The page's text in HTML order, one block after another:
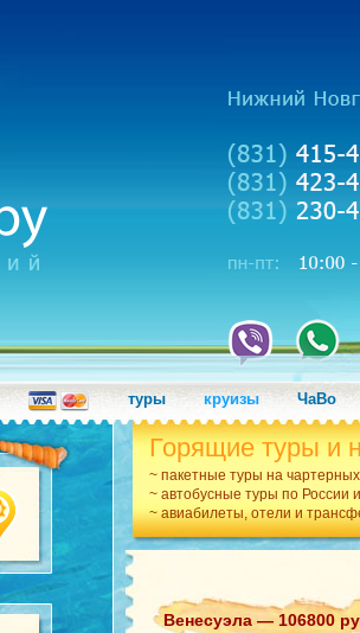
туры круизы ЧаВо
Горящие туры и
~ пакетные туры на
~ автобусные туры по России
~ авиабилеты, отели и
Венесуэла — 106800